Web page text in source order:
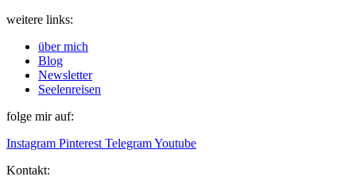
weitere links:
über mich
Blog
Newsletter
Seelenreisen
folge mir auf:
Instagram Pinterest TelegramYoutube
Kontakt: